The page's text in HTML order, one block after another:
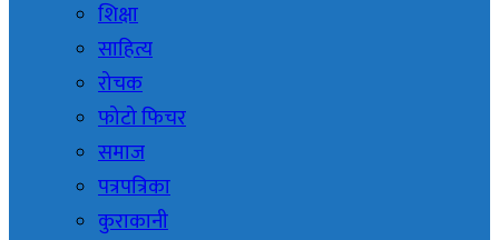
शिक्षा
साहित्य
रोचक
फोटो फिचर
समाज
पत्रपत्रिका
कुराकानी